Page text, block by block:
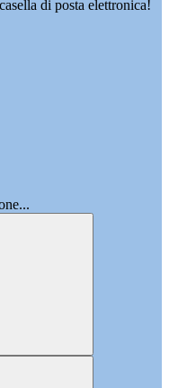
di posta elettronica!